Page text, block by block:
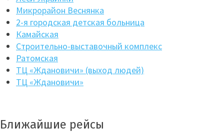
Микрорайон Веснянка
2-я городская детская больница
Камайская
Строительно-выставочный комплекс
Ратомская
ТЦ «Ждановичи» (выход людей)
ТЦ «Ждановичи»
Ближайшие рейсы